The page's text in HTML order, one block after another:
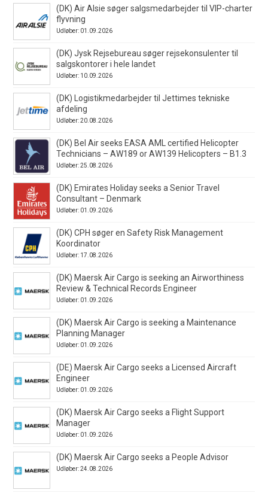
(DK) Air Alsie søger salgsmedarbejder til VIP-charter
flyvning
Udløber: 01.09.2026
(DK) Jysk Rejsebureau søger rejsekonsulenter til
salgskontorer i hele landet
Udløber: 10.09.2026
(DK) Logistikmedarbejder til Jettimes tekniske
afdeling
Udløber: 20.08.2026
(DK) Bel Air seeks EASA AML certified Helicopter
Technicians – AW189 or AW139 Helicopters – B1.3
Udløber: 25.08.2026
(DK) Emirates Holiday seeks a Senior Travel
Consultant – Denmark
Udløber: 01.09.2026
(DK) CPH søger en Safety Risk Management
Koordinator
Udløber: 17.08.2026
(DK) Maersk Air Cargo is seeking an Airworthiness
Review & Technical Records Engineer
Udløber: 01.09.2026
(DK) Maersk Air Cargo is seeking a Maintenance
Planning Manager
Udløber: 01.09.2026
(DE) Maersk Air Cargo seeks a Licensed Aircraft
Engineer
Udløber: 01.09.2026
(DK) Maersk Air Cargo seeks a Flight Support
Manager
Udløber: 01.09.2026
(DK) Maersk Air Cargo seeks a People Advisor
Udløber: 24.08.2026